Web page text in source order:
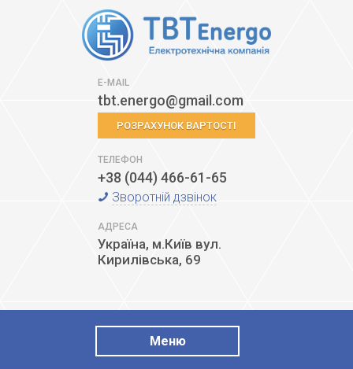
E-MAIL
tbt.energo@gmail.com
РОЗРАХУНОК ВАРТОСТІ
ТЕЛЕФОН
+38 (044) 466-61-65
Зворотній дзвінок
АДРЕСА
Україна, м.Київ вул.
Кирилівська, 69
Меню